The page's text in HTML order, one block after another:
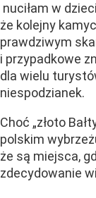
nuciłam w
że kolejny
prawdziwym
i przypadkowe
dla wielu
niespodzianek.
Choć „złoto
polskim
że są miejsca,
zdecydowanie